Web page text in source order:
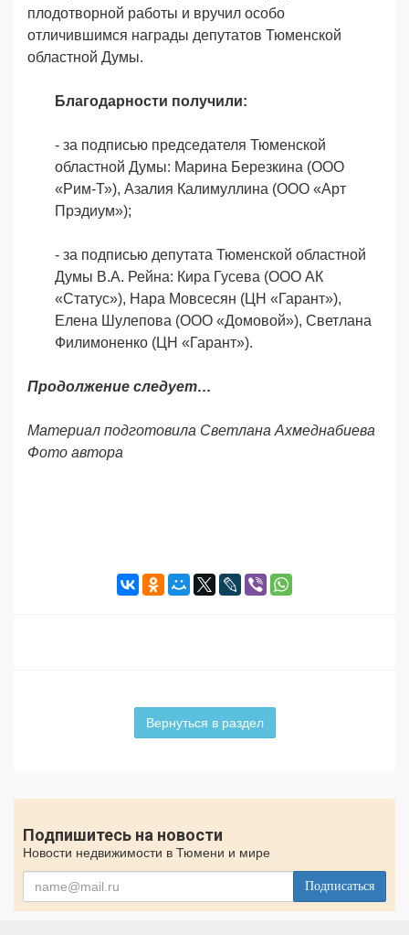
плодотворной работы и вручил особо
отличившимся награды депутатов Тюменской
областной Думы.
Благодарности получили:
- за подписью председателя Тюменской
областной Думы: Марина Березкина (ООО
«Рим-Т»), Азалия Калимуллина (ООО «Арт
Прэдиум»);
- за подписью депутата Тюменской областной
Думы В.А. Рейна: Кира Гусева (ООО АК
«Статус»), Нара Мовсесян (ЦН «Гарант»),
Елена Шулепова (ООО «Домовой»), Светлана
Филимоненко (ЦН «Гарант»).
Продолжение следует…
Материал подготовила Светлана Ахмеднабиева
Фото автора
Вернуться в раздел
Подпишитесь на новости
Новости недвижимости в Тюмени и мире
Подписаться